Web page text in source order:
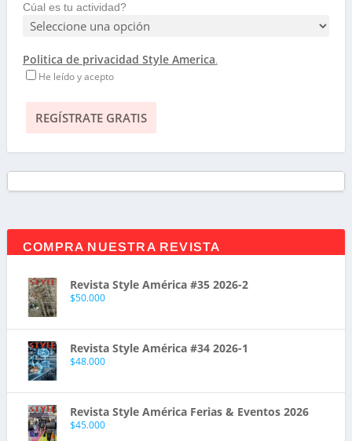
Cúal es tu actividad?
Politica de privacidad Style America.
He leído y acepto
COMPRA NUESTRA REVISTA
Revista Style América #35 2026-2
$50.000
Revista Style América #34 2026-1
$48.000
Revista Style América Ferias & Eventos 2026
$45.000